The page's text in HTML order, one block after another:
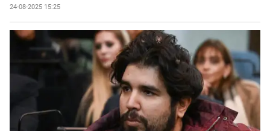
24-08-2025 15:25